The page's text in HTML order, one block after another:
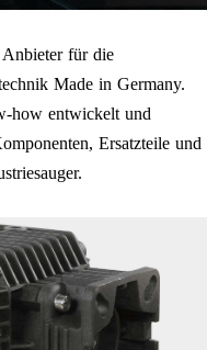
für die
Made in Germany.
how entwickelt und
Ersatzteile und